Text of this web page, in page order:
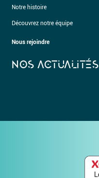
Notre histoire
Découvrez notre équipe
Nous rejoindre
NOS ACTUALITÉS